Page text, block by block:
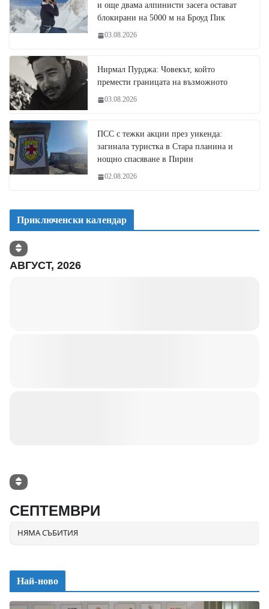
и още двама алпинисти засега остават
блокирани на 5000 м на Броуд Пик
03.08.2026
Нирмал Пурджа: Човекът, който
премести границата на възможното
03.08.2026
ПСС с тежки акции през уикенда:
загинала туристка в Стара планина и
нощно спасяване в Пирин
02.08.2026
Приключенски календар
АВГУСТ, 2026
СЕПТЕМВРИ
НЯМА СЪБИТИЯ
Най-ново